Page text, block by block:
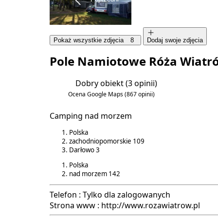
Pokaż wszystkie zdjęcia 8 Dodaj swoje zdjęcia
Pole Namiotowe Róża
Dobry obiekt(3 opinii)
Ocena Google Maps(867 opinii)
Camping nad morzem
Polska
zachodniopomorskie 109
Darłowo3
Polska
nad morzem 142
Telefon : Tylko dla zalogowanych
Strona www : http://www.rozawiatrow.pl